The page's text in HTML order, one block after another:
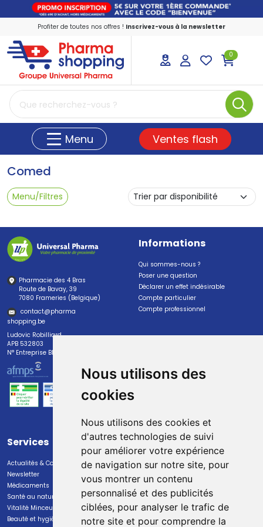
Nous utilisons des
cookies
Nous utilisons des cookies et
d'autres technologies de suivi
pour améliorer votre expérience
de navigation sur notre site, pour
vous montrer un contenu
personnalisé et des publicités
ciblées, pour analyser le trafic de
notre site et pour comprendre la
Profiter de toutes nos offres ! Inscrivez-vous à la newsletter
PharmaShopping Votre pharmacie en
0
Menu Ventes flash
Comed
Menu/Filtres
Pharmacie des 4 Bras
Route de Bavay, 39
7080 Frameries (Belgique)
contact@pharma
shopping.be
Ludovic Robilliard
APB 532803
N° Entreprise BE0447.382.113
Informations
Qui sommes-nous ?
Poser une question
Déclarer un effet indésirable
Compte particulier
Compte professionnel
Services
Actualités & Conseils
Newsletter
Médicaments
Santé au naturel
Vitalité Minceur Nutrition
Beauté et hygiène
Paiement
Paiement sécurisé